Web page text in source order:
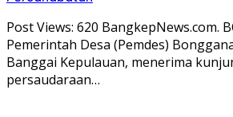
Post Views: 620 BangkepNews.com.
Pemerintah Desa (Pemdes)
Banggai Kepulauan, menerima
persaudaraan…